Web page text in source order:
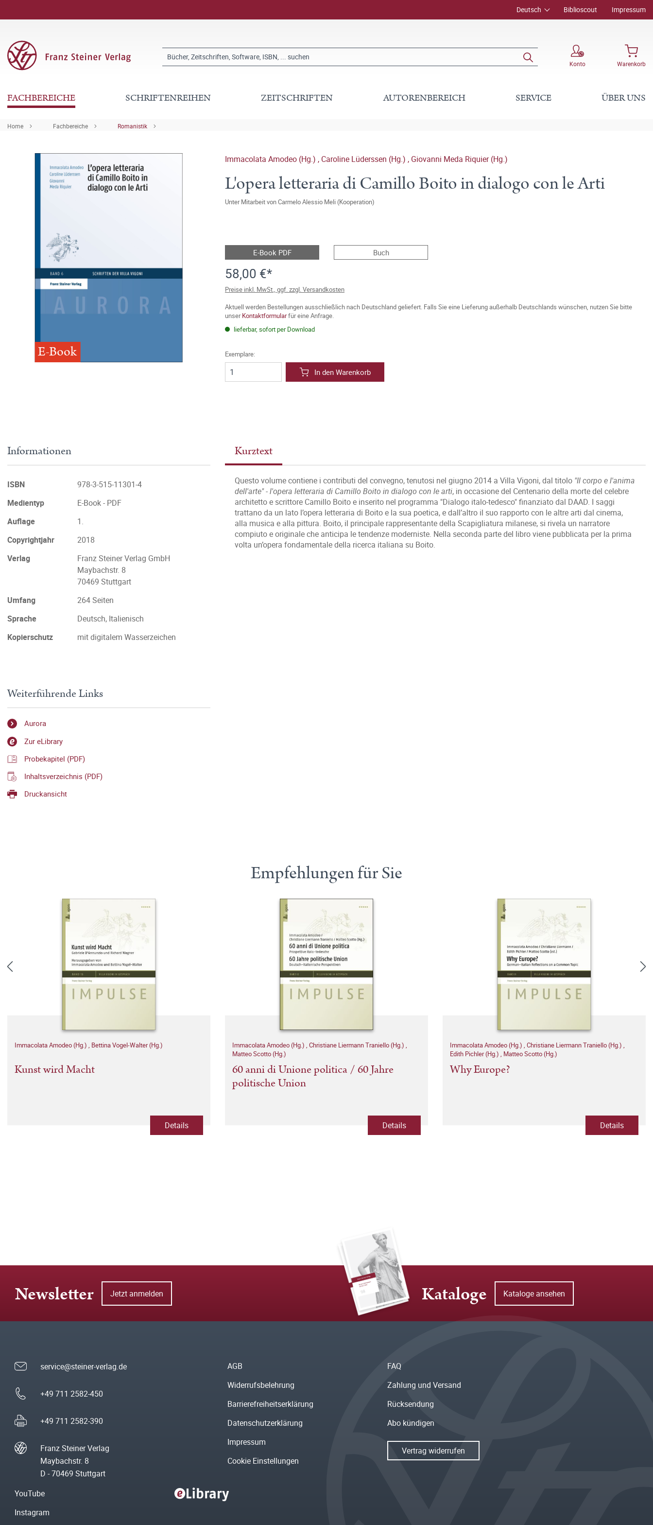
Deutsch Biblioscout Impressum
Konto Warenkorb
FACHBEREICHE SCHRIFTENREIHEN ZEITSCHRIFTEN AUTORENBEREICH SERVICE ÜBER UNS
Home Fachbereiche Romanistik
E-Book
Immacolata Amodeo (Hg.) , Caroline Lüderssen (Hg.) , Giovanni Meda Riquier (Hg.)
L'opera letteraria di Camillo Boito in dialogo con le Arti
Unter Mitarbeit vonCarmelo Alessio Meli (Kooperation)
E-Book PDF Buch
58,00 €*
Preise inkl. MwSt., ggf. zzgl. Versandkosten
Aktuell werden Bestellungen ausschließlich nach Deutschland geliefert. Falls Sie eine Lieferung außerhalb Deutschlands wünschen, nutzen Sie bitte
unserKontaktformularfür eine Anfrage.
lieferbar, sofort per Download
Exemplare:
In den Warenkorb
Kurztext
Questo volume contiene i contributi del convegno, tenutosi nel giugno 2014 a Villa Vigoni, dal titolo "Il corpo e l'anima
dell'arte" - l'opera letteraria di Camillo Boito in dialogo con le arti, in occasione del Centenario della morte del celebre
architetto e scrittore Camillo Boito e inserito nel programma "Dialogo italo-tedesco" finanziato dal DAAD. I saggi
trattano da un lato l’opera letteraria di Boito e la sua poetica, e dall’altro il suo rapporto con le altre arti dal cinema,
alla musica e alla pittura. Boito, il principale rappresentante della Scapigliatura milanese, si rivela un narratore
compiuto e originale che anticipa le tendenze moderniste. Nella seconda parte del libro viene pubblicata per la prima
volta un’opera fondamentale della ricerca italiana su Boito.
Informationen
ISBN
978-3-515-11301-4
Medientyp
E-Book - PDF
Auflage
1.
Copyrightjahr
2018
Verlag
Franz Steiner Verlag GmbH
Maybachstr. 8
70469 Stuttgart
Umfang
264 Seiten
Sprache
Deutsch, Italienisch
Kopierschutz
mit digitalem Wasserzeichen
Weiterführende Links
Aurora
Zur eLibrary
Probekapitel (PDF)
Inhaltsverzeichnis (PDF)
Druckansicht
Empfehlungen für Sie
Immacolata Amodeo (Hg.) , Bettina Vogel-Walter (Hg.)
Kunst wird Macht
Details
Immacolata Amodeo (Hg.) , Christiane Liermann Traniello (Hg.) ,
Matteo Scotto (Hg.)
60 anni di Unione politica / 60 Jahre
politische Union
Details
Immacolata Amodeo (Hg.) , Christiane Liermann Traniello (Hg.) ,
Edith Pichler (Hg.) , Matteo Scotto (Hg.)
Why Europe?
Details
Newsletter Jetzt anmelden Kataloge Kataloge ansehen
service@steiner-verlag.de
+49 711 2582-450
+49 711 2582-390
Franz Steiner Verlag
Maybachstr. 8
D - 70469 Stuttgart
AGB
Widerrufsbelehrung
Barrierefreiheitserklärung
Datenschutzerklärung
Impressum
Cookie Einstellungen
FAQ
Zahlung und Versand
Rücksendung
Abo kündigen
Vertrag widerrufen
YouTube
Instagram